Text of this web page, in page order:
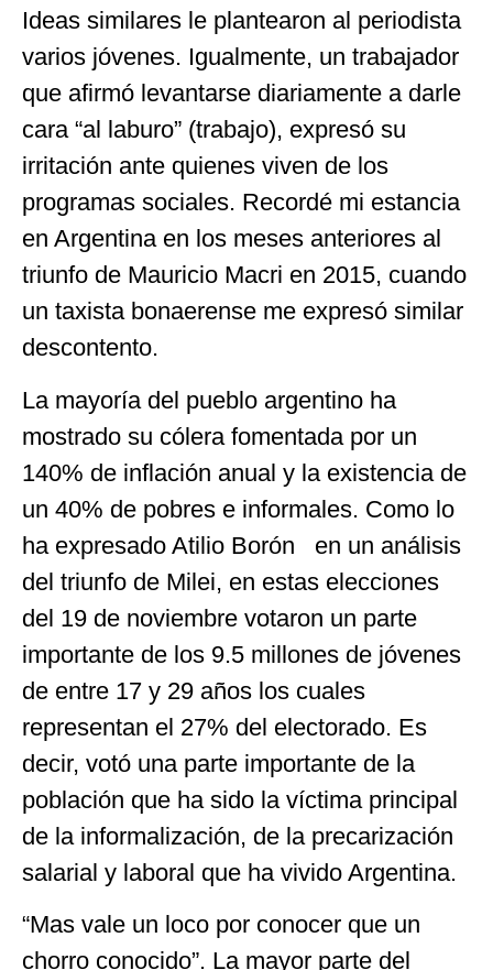
Ideas similares le plantearon al periodista
varios jóvenes. Igualmente, un trabajador
que afirmó levantarse diariamente a darle
cara “al laburo” (trabajo), expresó su
irritación ante quienes viven de los
programas sociales. Recordé mi estancia
en Argentina en los meses anteriores al
triunfo de Mauricio Macri en 2015, cuando
un taxista bonaerense me expresó similar
descontento.
La mayoría del pueblo argentino ha
mostrado su cólera fomentada por un
140% de inflación anual y la existencia de
un 40% de pobres e informales. Como lo
ha expresado Atilio Borón en un análisis
del triunfo de Milei, en estas elecciones
del 19 de noviembre votaron un parte
importante de los 9.5 millones de jóvenes
de entre 17 y 29 años los cuales
representan el 27% del electorado. Es
decir, votó una parte importante de la
población que ha sido la víctima principal
de la informalización, de la precarización
salarial y laboral que ha vivido Argentina.
“Mas vale un loco por conocer que un
chorro conocido”. La mayor parte del